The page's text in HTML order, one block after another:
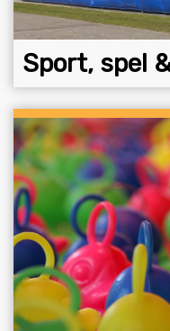
Sport, spel